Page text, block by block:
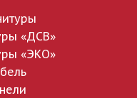
«ДСВ»
«ЭКО»